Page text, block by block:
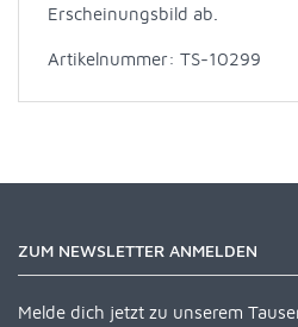
Erscheinungsbild ab.
Artikelnummer: TS-10299
ZUM NEWSLETTER ANMELDEN
Melde dich jetzt zu unserem